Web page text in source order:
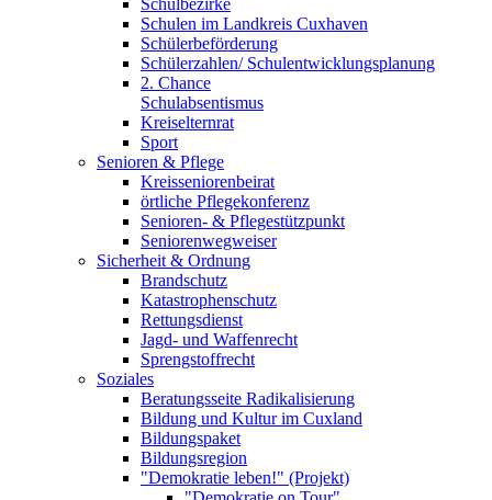
Schulbezirke
Schulen im Landkreis Cuxhaven
Schülerbeförderung
Schülerzahlen/ Schulentwicklungsplanung
2. Chance
Schulabsentismus
Kreiselternrat
Sport
Senioren & Pflege
Kreisseniorenbeirat
örtliche Pflegekonferenz
Senioren- & Pflegestützpunkt
Seniorenwegweiser
Sicherheit & Ordnung
Brandschutz
Katastrophenschutz
Rettungsdienst
Jagd- und Waffenrecht
Sprengstoffrecht
Soziales
Beratungsseite Radikalisierung
Bildung und Kultur im Cuxland
Bildungspaket
Bildungsregion
"Demokratie leben!" (Projekt)